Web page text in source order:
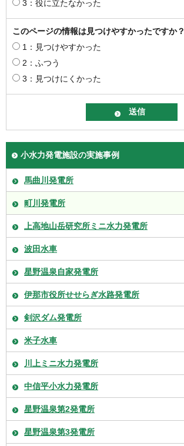
3：役に立たなかった
このページの情報は見つけやすかったですか？
1：見つけやすかった
2：ふつう
3：見つけにくかった
小水力発電施設の実施事例
馬曲川発電所
町川発電所
上高地山岳研究所ミニ水力発電所
波田水車
星野温泉自家発電所
伊那市役所せせらぎ水路発電所
剣沢ダム発電所
米子水車
川上ミニ水力発電所
中信平小水力発電所
星野温泉第2発電所
星野温泉第3発電所